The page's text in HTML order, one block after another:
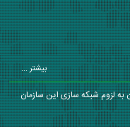
بیشتر ...
لزوم شبکه سازی این سازمان